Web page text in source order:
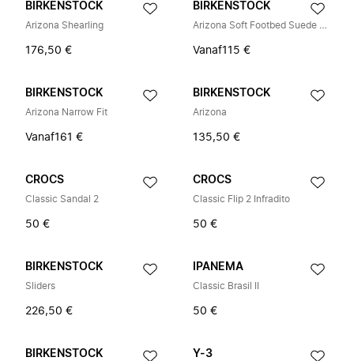
BIRKENSTOCK
Arizona Shearling
176,50 €
BIRKENSTOCK
Arizona Soft Footbed Suede Narrow Fit
Vanaf115 €
BIRKENSTOCK
Arizona Narrow Fit
Vanaf161 €
BIRKENSTOCK
Arizona
135,50 €
CROCS
Classic Sandal 2
50 €
CROCS
Classic Flip 2 Infradito
50 €
BIRKENSTOCK
Sliders
226,50 €
IPANEMA
Classic Brasil II
50 €
BIRKENSTOCK Y-3